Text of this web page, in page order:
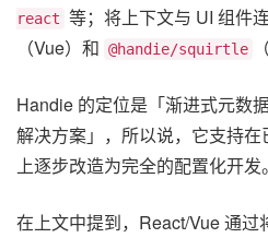
react 等；将上下文与 UI 组件
（Vue）和 @handie/squirtle
Handie 的定位是「渐进式元数
解决方案」，所以说，它支持
上逐步改造为完全的配置化开发。
在上文中提到，React/Vue 通